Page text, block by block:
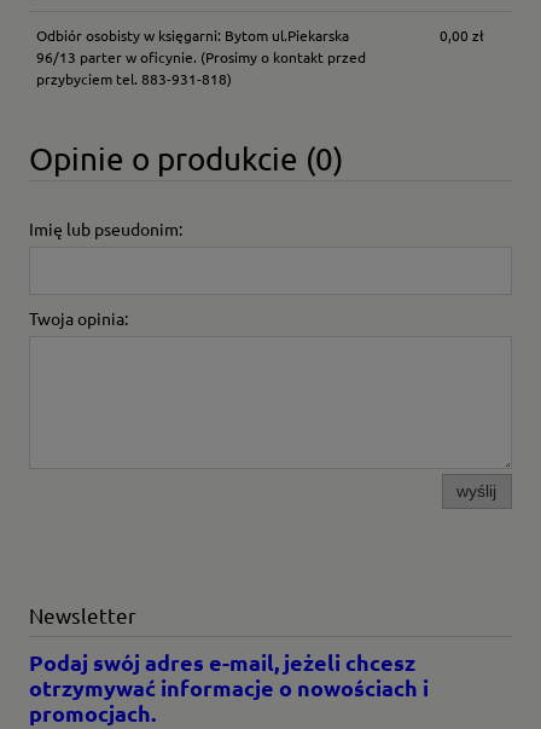
Odbiór osobisty w księgarni: Bytom ul.Piekarska
96/13 parter w oficynie. (Prosimy o kontakt przed
przybyciem tel. 883-931-818)
0,00 zł
Opinie o produkcie (0)
Imię lub pseudonim:
Twoja opinia:
wyślij
Newsletter
Podaj swój adres e-mail, jeżeli chcesz
otrzymywać informacje o nowościach i
promocjach.